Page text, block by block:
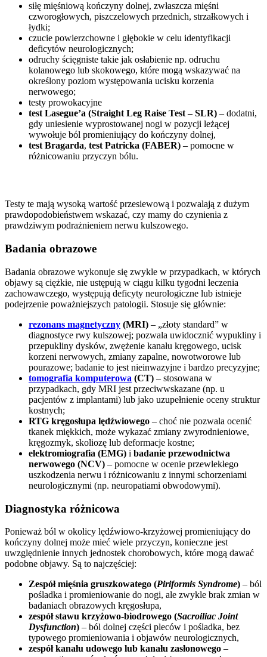
siłę mięśniową kończyny dolnej, zwłaszcza mięśni
czworogłowych, piszczelowych przednich, strzałkowych i
łydki;
czucie powierzchowne i głębokie w celu identyfikacji
deficytów neurologicznych;
odruchy ścięgniste takie jak osłabienie np. odruchu
kolanowego lub skokowego, które mogą wskazywać na
określony poziom występowania ucisku korzenia
nerwowego;
testy prowokacyjne
test Lasegue’a (Straight Leg Raise Test – SLR) – dodatni,
gdy uniesienie wyprostowanej nogi w pozycji leżącej
wywołuje ból promieniujący do kończyny dolnej,
test Bragarda, test Patricka (FABER) – pomocne w
różnicowaniu przyczyn bólu.
Testy te mają wysoką wartość przesiewową i pozwalają z dużym
prawdopodobieństwem wskazać, czy mamy do czynienia z
prawdziwym podrażnieniem nerwu kulszowego.
Badania obrazowe
Badania obrazowe wykonuje się zwykle w przypadkach, w których
objawy są ciężkie, nie ustępują w ciągu kilku tygodni leczenia
zachowawczego, występują deficyty neurologiczne lub istnieje
podejrzenie poważniejszych patologii. Stosuje się głównie:
rezonans magnetyczny (MRI) – „złoty standard” w
diagnostyce rwy kulszowej; pozwala uwidocznić wypukliny i
przepukliny dysków, zwężenie kanału kręgowego, ucisk
korzeni nerwowych, zmiany zapalne, nowotworowe lub
pourazowe; badanie to jest nieinwazyjne i bardzo precyzyjne;
tomografia komputerowa (CT) – stosowana w
przypadkach, gdy MRI jest przeciwwskazane (np. u
pacjentów z implantami) lub jako uzupełnienie oceny struktur
kostnych;
RTG kręgosłupa lędźwiowego – choć nie pozwala ocenić
tkanek miękkich, może wykazać zmiany zwyrodnieniowe,
kręgozmyk, skoliozę lub deformacje kostne;
elektromiografia (EMG) i badanie przewodnictwa
nerwowego (NCV) – pomocne w ocenie przewlekłego
uszkodzenia nerwu i różnicowaniu z innymi schorzeniami
neurologicznymi (np. neuropatiami obwodowymi).
Diagnostyka różnicowa
Ponieważ ból w okolicy lędźwiowo-krzyżowej promieniujący do
kończyny dolnej może mieć wiele przyczyn, konieczne jest
uwzględnienie innych jednostek chorobowych, które mogą dawać
podobne objawy. Są to najczęściej:
Zespół mięśnia gruszkowatego (Piriformis Syndrome) – ból
pośladka i promieniowanie do nogi, ale zwykle brak zmian w
badaniach obrazowych kręgosłupa,
zespół stawu krzyżowo-biodrowego (Sacroiliac Joint
Dysfunction) – ból dolnej części pleców i pośladka, bez
typowego promieniowania i objawów neurologicznych,
zespół kanału udowego lub kanału zasłonowego –